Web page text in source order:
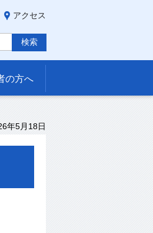
アクセス
の方へ
年5月18日